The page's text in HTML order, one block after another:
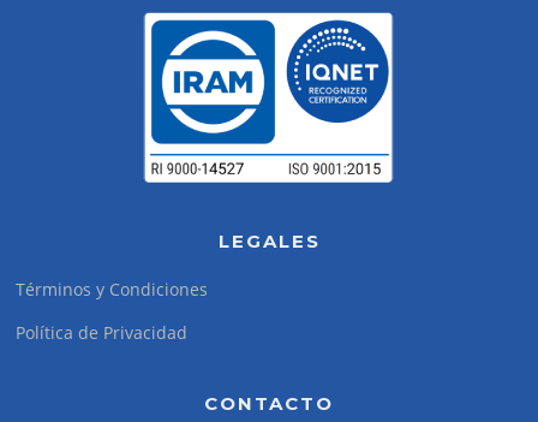
LEGALES
Términos y Condiciones
Política de Privacidad
CONTACTO